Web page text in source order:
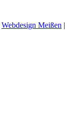
Webdesign Meißen |